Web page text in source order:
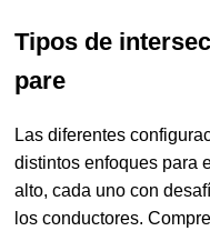
Tipos de
pare
Las diferentes
distintos enfoques para
alto, cada uno con
los conductores.